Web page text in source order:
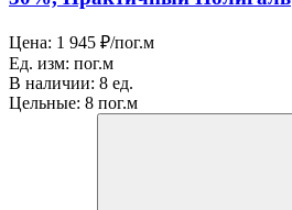
Цена: 1 945 ₽/пог.м
Ед. изм: пог.м
В наличии: 8 ед.
Цельные: 8 пог.м